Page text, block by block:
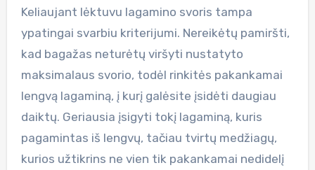
Keliaujant lėktuvu lagamino svoris tampa
ypatingai svarbiu kriterijumi. Nereikėtų pamiršti,
kad bagažas neturėtų viršyti nustatyto
maksimalaus svorio, todėl rinkitės pakankamai
lengvą lagaminą, į kurį galėsite įsidėti daugiau
daiktų. Geriausia įsigyti tokį lagaminą, kuris
pagamintas iš lengvų, tačiau tvirtų medžiagų,
kurios užtikrins ne vien tik pakankamai nedidelį